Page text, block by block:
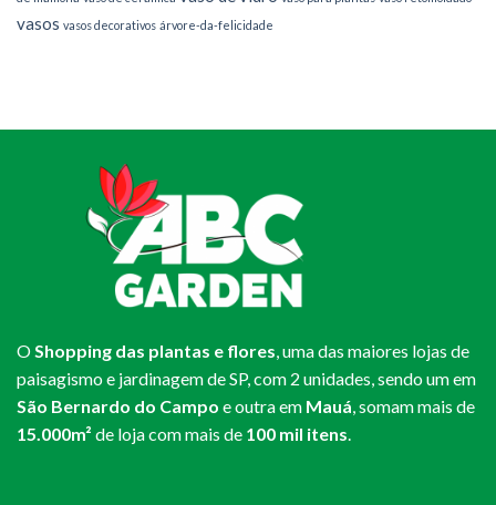
vasos vasos decorativos árvore-da-felicidade
OShopping das plantas e flores, uma das maiores lojas de
paisagismo e jardinagem de SP, com 2 unidades, sendo um em
São Bernardo do Campo e outra em Mauá, somam mais de
15.000m² de loja com mais de 100 mil itens.